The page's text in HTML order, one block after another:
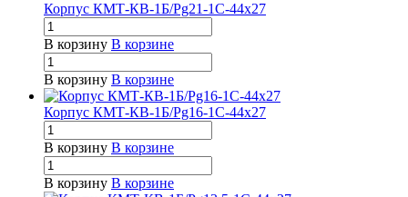
Корпус КМТ-КВ-1Б/Pg21-1С-44х27
В корзину В корзине
В корзину В корзине
Корпус КМТ-КВ-1Б/Pg16-1С-44х27
В корзину В корзине
В корзину В корзине